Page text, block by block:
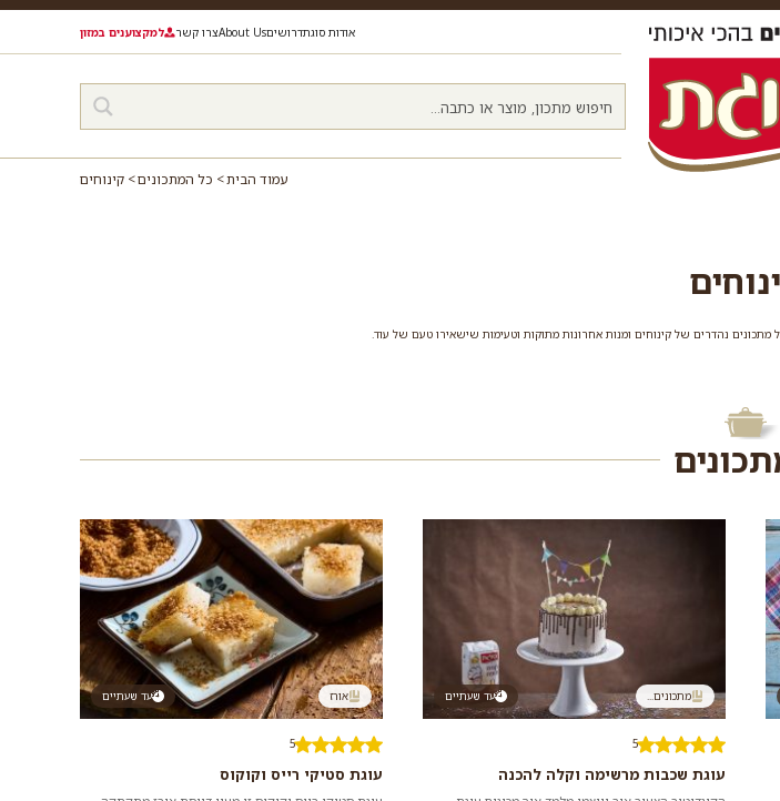
אודות סוגתדרושיםAbout Usצרו קשר למקצוענים במזון
עמוד הבית כל המתכונים קינוחים
נהדרים של קינוחים ומנות אחרונות מתוקות וטעימות שישאירו טעם של עוד.
עד שעתיים מתכונים...
5
עוגת שכבות מרשימה וקלה להכנה
עד שעתיים אורז
5
עוגת סטיקי רייס וקוקוס